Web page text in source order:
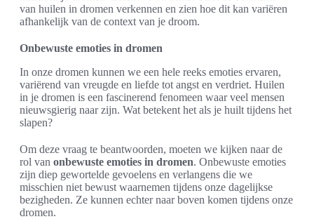
van huilen in dromen verkennen en zien hoe dit kan variëren
afhankelijk van de context van je droom.
Onbewuste emoties in dromen
In onze dromen kunnen we een hele reeks emoties ervaren,
variërend van vreugde en liefde tot angst en verdriet. Huilen
in je dromen is een fascinerend fenomeen waar veel mensen
nieuwsgierig naar zijn. Wat betekent het als je huilt tijdens het
slapen?
Om deze vraag te beantwoorden, moeten we kijken naar de
rol van onbewuste emoties in dromen. Onbewuste emoties
zijn diep gewortelde gevoelens en verlangens die we
misschien niet bewust waarnemen tijdens onze dagelijkse
bezigheden. Ze kunnen echter naar boven komen tijdens onze
dromen.